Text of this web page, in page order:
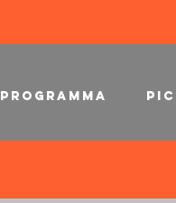
PROGRAMMA